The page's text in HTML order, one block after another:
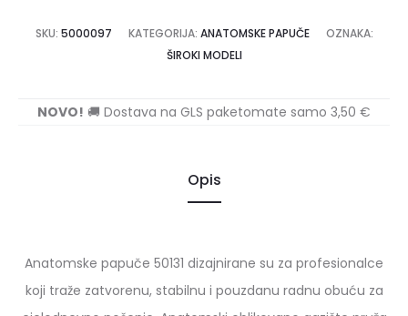
SKU: 5000097 KATEGORIJA: ANATOMSKE PAPUČE
OZNAKA:
ŠIROKI MODELI
NOVO! 🚚 Dostava na GLS paketomate samo 3,50 €
Opis
Anatomske papuče 50131 dizajnirane su za profesionalce
koji traže zatvorenu, stabilnu i pouzdanu radnu obuću za